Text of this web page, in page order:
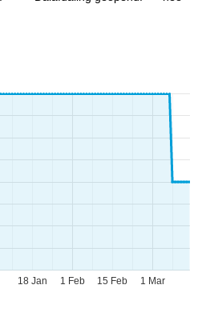
1 Feb 1 Mar
18 Jan 15 Feb